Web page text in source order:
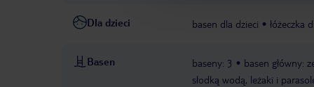
Dla dzieci basen dla dzieci łóżeczka
Basen baseny: 3 basen główny:
słodką wodą, leżaki i